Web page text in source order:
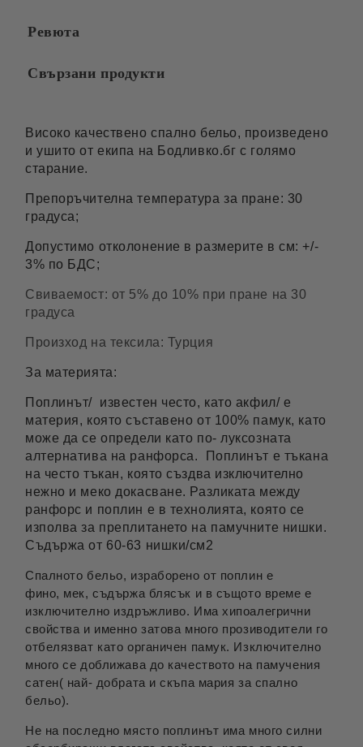
Ревюта
Свързани продукти
Високо качествено спално бельо, произведено
и ушито от екипа на Бодливко.бг с голямо
старание.
Препоръчителна температура за пране: 30
градуса;
Допустимо отколонение в размерите в см: +/-
3% по БДС;
Свиваемост: от 5% до 10% при пране на 30
градуса
Произход на тексила: Турция
За материята:
Поплинът/ известен често, като акфил/ е
материя, която съставено от 100% памук, като
може да се определи като по- луксозната
алтернатива на ранфорса. Поплинът е тъкана
на често тъкан, която създва изключително
нежно и меко докасване. Разликата между
ранфорс и поплин е в технолията, която се
изполва за преплитането на памучните нишки.
Съдържа от 60-63 нишки/см2
Спалното бельо, израборено от поплин е
фино, мек, съдържа блясък и в същото време е
изключително издръжливо. Има хипоалегрични
свойства и именно затова много прозиводители го
отбелязват като органичен памук. Изключително
много се доближава до качеството на памучения
сатен( най- добрата и скъпа мария за спално
бельо).
Не на последно място поплинът има много силни